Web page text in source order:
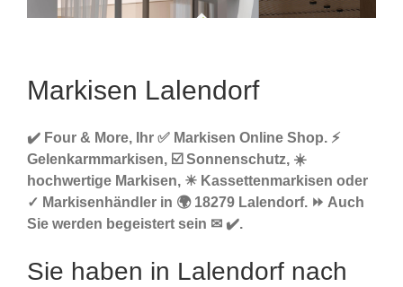
Markisen Lalendorf
✔️ Four & More, Ihr ✅ Markisen Online Shop. ⚡
Gelenkarmmarkisen, ☑️ Sonnenschutz, ☀️
hochwertige Markisen, ☀ Kassettenmarkisen oder
✓ Markisenhändler in 🌍 18279 Lalendorf. ⏩ Auch
Sie werden begeistert sein ✉ ✔️.
Sie haben in Lalendorf nach